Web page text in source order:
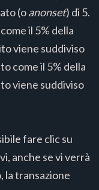
(oanonset) di 5.
il 5% della
viene suddiviso
come il 5% della
viene suddiviso
fare clic su
anche se vi verrà
la transazione